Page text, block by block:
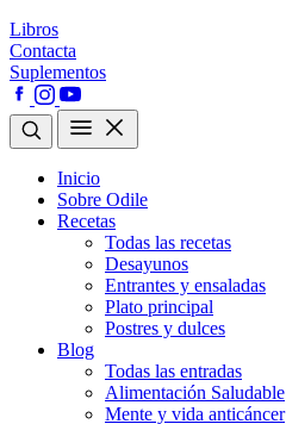
Libros
Contacta
Suplementos
Inicio
Sobre Odile
Recetas
Todas las recetas
Desayunos
Entrantes y ensaladas
Plato principal
Postres y dulces
Blog
Todas las entradas
Alimentación Saludable
Mente y vida anticáncer